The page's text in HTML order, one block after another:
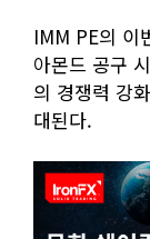
IMM PE의 이
아몬드 공구
의 경쟁력 강
대된다.